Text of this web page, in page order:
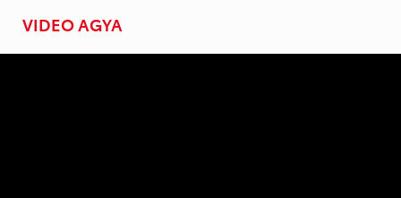
VIDEO AGYA